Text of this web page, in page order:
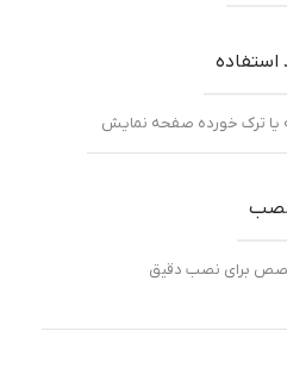
استفاده
ترک خورده صفحه نمایش
تخصص برای نصب دقیق